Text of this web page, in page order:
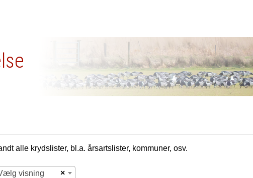
alle krydslister, bl.a. årsartslister, kommuner, osv.
×
visning